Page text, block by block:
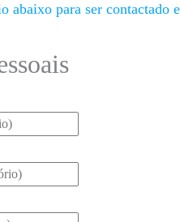
abaixo para ser contactado